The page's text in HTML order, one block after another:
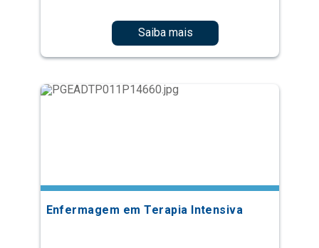
Saiba mais
Enfermagem em Terapia Intensiva